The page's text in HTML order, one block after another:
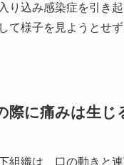
り込み感染症を引き
て様子を見ようとせ
際に痛みは生じ
組織は、口の動きと